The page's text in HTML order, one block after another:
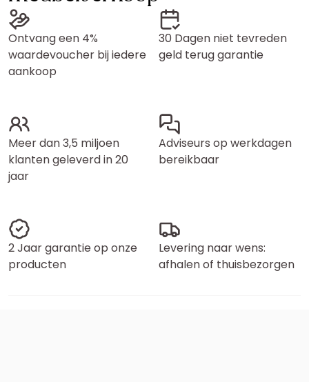
Ontvang een 4%
waardevoucher bij iedere
aankoop
30 Dagen niet tevreden
geld terug garantie
Meer dan 3,5 miljoen
klanten geleverd in 20
jaar
Adviseurs op werkdagen
bereikbaar
2 Jaar garantie op onze
producten
Levering naar wens:
afhalen of thuisbezorgen